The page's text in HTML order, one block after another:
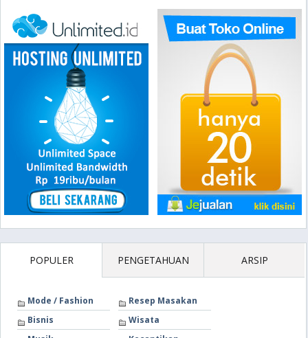
POPULER PENGETAHUAN ARSIP
Mode / Fashion
Resep Masakan
Bisnis
Wisata